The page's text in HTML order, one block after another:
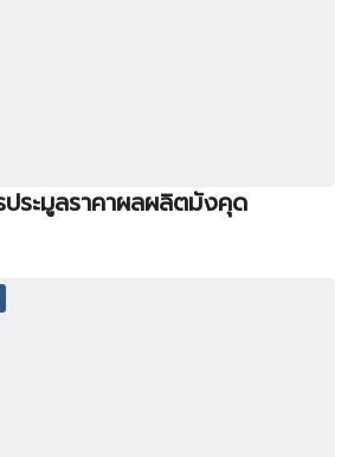
ประมูลราคาผลผลิตมังคุด